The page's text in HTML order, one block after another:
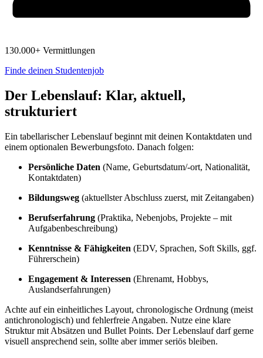
130.000+ Vermittlungen
Finde deinen Studentenjob
Der Lebenslauf: Klar, aktuell,
strukturiert
Ein tabellarischer Lebenslauf beginnt mit deinen Kontaktdaten und
einem optionalen Bewerbungsfoto. Danach folgen:
Persönliche Daten (Name, Geburtsdatum/-ort, Nationalität,
Kontaktdaten)
Bildungsweg (aktuellster Abschluss zuerst, mit Zeitangaben)
Berufserfahrung (Praktika, Nebenjobs, Projekte – mit
Aufgabenbeschreibung)
Kenntnisse & Fähigkeiten (EDV, Sprachen, Soft Skills, ggf.
Führerschein)
Engagement & Interessen (Ehrenamt, Hobbys,
Auslandserfahrungen)
Achte auf ein einheitliches Layout, chronologische Ordnung (meist
antichronologisch) und fehlerfreie Angaben. Nutze eine klare
Struktur mit Absätzen und Bullet Points. Der Lebenslauf darf gerne
visuell ansprechend sein, sollte aber immer seriös bleiben.